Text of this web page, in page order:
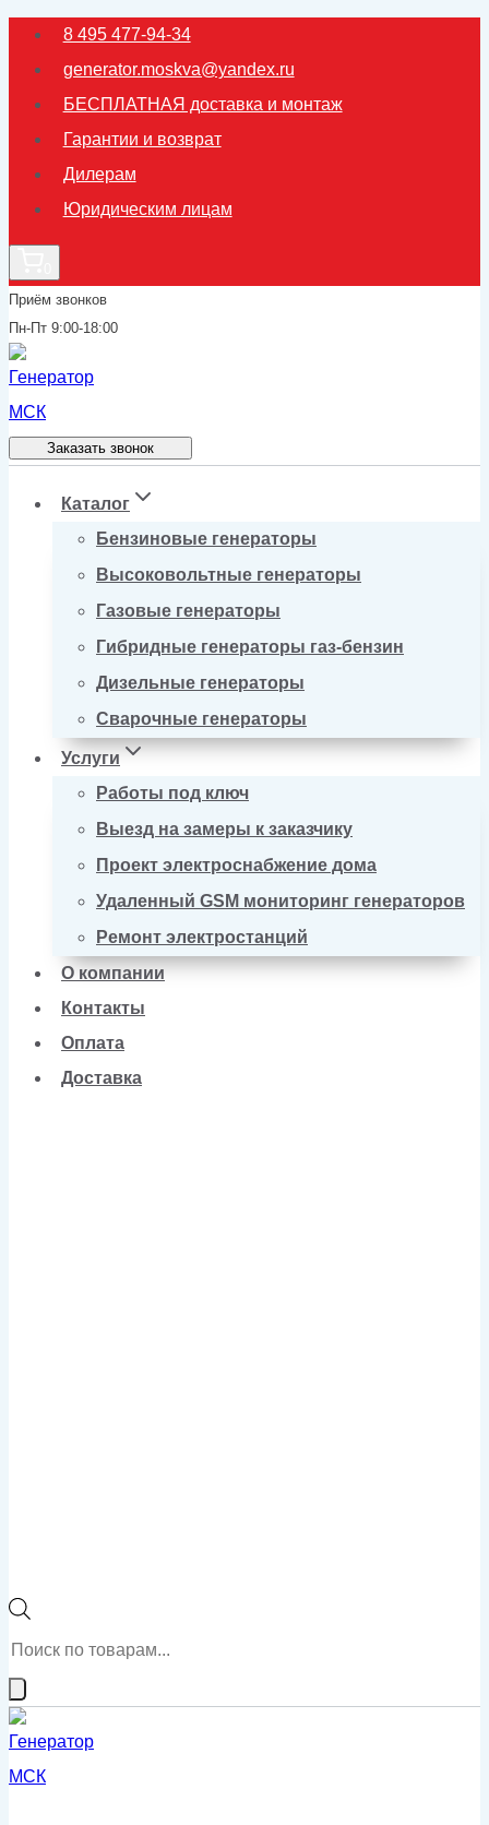
Перейти
содержимому
8 495 477-94-34
generator.moskva@yandex.ru
БЕСПЛАТНАЯ доставка и монтаж
Гарантии и возврат
Дилерам
Юридическим лицам
Приём звонков
Пн-Пт 9:00-18:00
Заказать звонок
Каталог
Бензиновые генераторы
Высоковольтные генераторы
Газовые генераторы
Гибридные генераторы газ-бензин
Дизельные генераторы
Сварочные генераторы
Услуги
Работы под ключ
Выезд на замеры к заказчику
Проект электроснабжение дома
Удаленный GSM мониторинг генераторов
Ремонт электростанций
О компании
Контакты
Оплата
Доставка
Поиск
товаров